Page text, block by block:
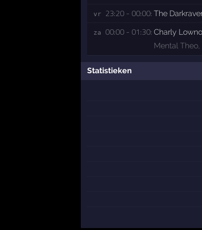
vr 23:20 - 00:00: The
za 00:00 - 01:30: Charly
Mental Theo,
Statistieken